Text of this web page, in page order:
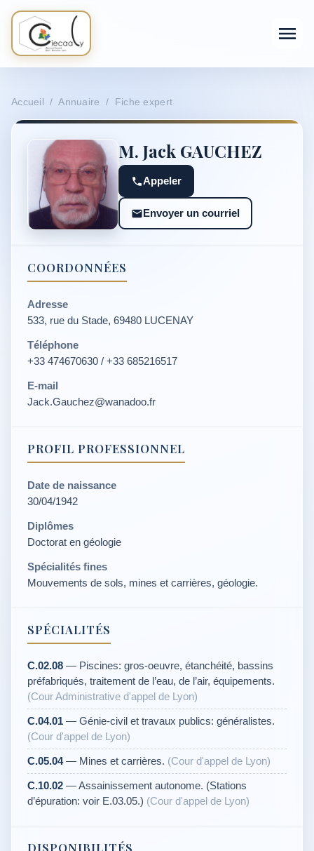
Accueil / Annuaire / Fiche expert
M. Jack GAUCHEZ
Appeler
Envoyer un courriel
COORDONNÉES
Adresse
533, rue du Stade, 69480 LUCENAY
Téléphone
+33 474670630 / +33 685216517
E-mail
Jack.Gauchez@wanadoo.fr
PROFIL PROFESSIONNEL
Date de naissance
30/04/1942
Diplômes
Doctorat en géologie
Spécialités fines
Mouvements de sols, mines et carrières, géologie.
SPÉCIALITÉS
C.02.08 — Piscines: gros-oeuvre, étanchéité, bassins
préfabriqués, traitement de l’eau, de l’air, équipements.
(Cour Administrative d'appel de Lyon)
C.04.01 — Génie-civil et travaux publics: généralistes.
(Cour d'appel de Lyon)
C.05.04— Mines et carrières. (Cour d'appel de Lyon)
C.10.02 — Assainissement autonome. (Stations
d’épuration: voir E.03.05.) (Cour d'appel de Lyon)
DISPONIBILITÉS